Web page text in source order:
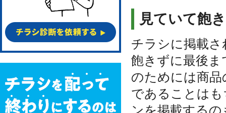
見ていて飽
チラシに掲載
飽きずに最後
のためには商
であることは
ンを掲載する